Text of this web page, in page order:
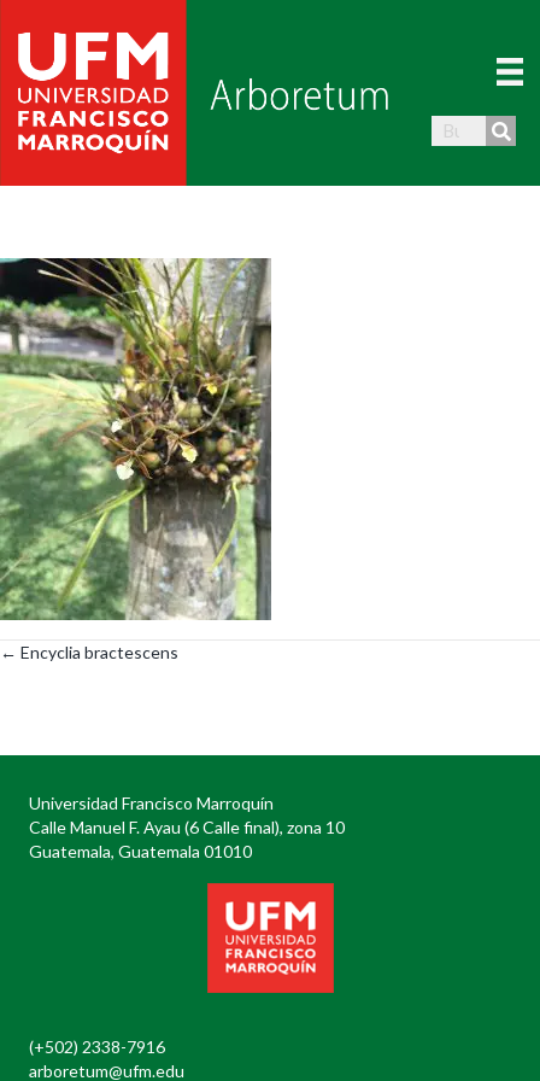
Posts
← Encyclia bractescens
Universidad Francisco Marroquín
Calle Manuel F. Ayau (6 Calle final), zona 10
Guatemala, Guatemala 01010
(+502) 2338-7916
arboretum@ufm.edu